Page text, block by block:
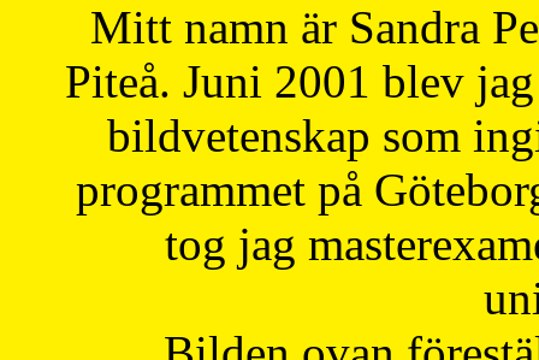
Mitt namn är Sandra
Piteå. Juni 2001 blev
bildvetenskap som
programmet på
tog jag